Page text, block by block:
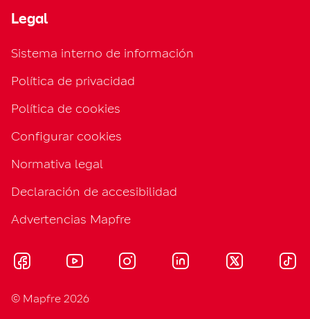
Legal
Sistema interno de información
Política de privacidad
Política de cookies
Configurar cookies
Normativa legal
Declaración de accesibilidad
Advertencias Mapfre
© Mapfre 2026